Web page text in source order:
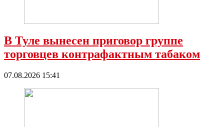
В Туле вынесен приговор группе
торговцев контрафактным табаком
07.08.2026 15:41